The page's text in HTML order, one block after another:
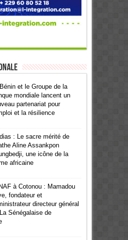
et le Groupe de la
mondiale lancent un
partenariat pour
et la résilience
: Le sacre mérité de
Aline Assankpon
une icône de la
africaine
à Cotonou : Mamadou
fondateur et
directeur général
Sénégalaise de